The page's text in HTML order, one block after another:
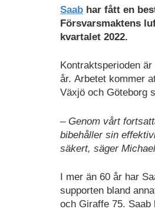
Saab har fått en
Försvarsmaktens
kvartalet 2022.
Kontraktsperioden
år. Arbetet kommer
Växjö och Göteborg
– Genom vårt
bibehåller sin
säkert, säger
I mer än 60 år har
supporten bland
och Giraffe 75.